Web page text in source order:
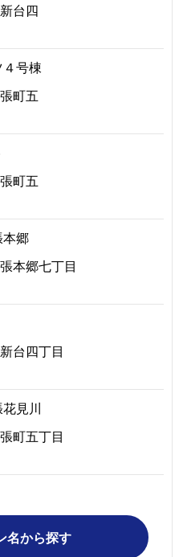
台四
号棟
町五
町五
本郷
本郷七丁目
台四丁目
見川
町五丁目
名から探す